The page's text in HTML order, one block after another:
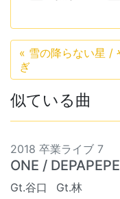
« 雪の降らない星 /
ぎ
似ている曲
2018 卒業ライブ 7
ONE / DEPAPEPE
Gt.谷口 Gt.林